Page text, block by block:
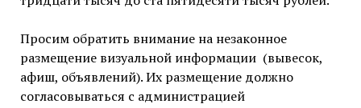
Просим обратить внимание на незаконное
размещение визуальной информации (вывесок,
афиш, объявлений). Их размещение должно
согласовываться с администрацией